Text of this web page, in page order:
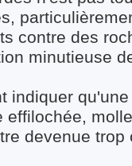
contre des
minutieuse
indiquer
effilochée,
devenue trop